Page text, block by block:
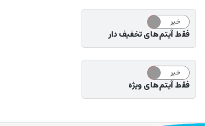
خیر
فقط آیتم‌های تخفیف دار
خیر
فقط آیتم‌های ویژه